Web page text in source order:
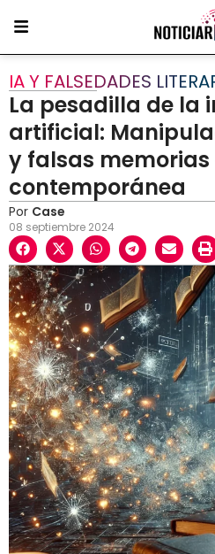
IA Y FALSEDADES
La pesadilla de la
artificial:
y falsas
contemporánea
Por Case
08 septiembre 2024